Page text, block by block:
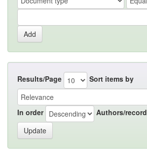
Results/Page Sort items by
In order Authors/record